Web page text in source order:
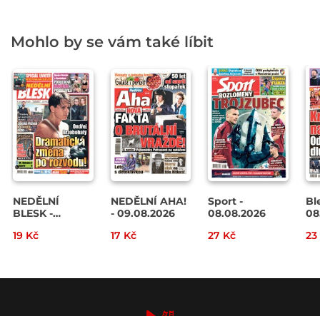
Mohlo by se vám také líbit
NEDĚLNÍ
BLESK -
19 Kč
NEDĚLNÍ AHA!
- 09.08.2026
17 Kč
Sport -
08.08.2026
27 Kč
23